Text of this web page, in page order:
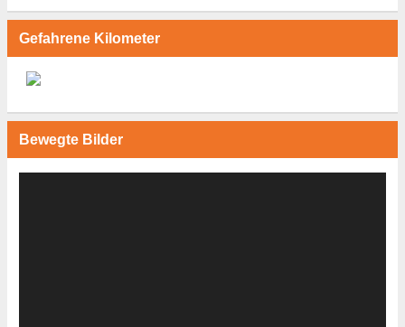
Gefahrene Kilometer
Bewegte Bilder